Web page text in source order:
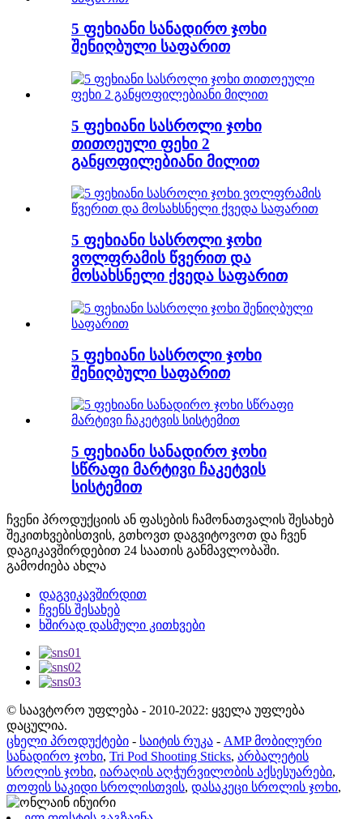
5 ფეხიანი სანადირო ჯოხი
შენიღბული საფარით
5 ფეხიანი სასროლი ჯოხი
თითოეული ფეხი 2
განყოფილებიანი მილით
5 ფეხიანი სასროლი ჯოხი
ვოლფრამის წვერით და
მოსახსნელი ქვედა საფარით
5 ფეხიანი სასროლი ჯოხი
შენიღბული საფარით
5 ფეხიანი სანადირო ჯოხი
სწრაფი მარტივი ჩაკეტვის
სისტემით
ჩვენი პროდუქციის ან ფასების ჩამონათვალის შესახებ
შეკითხვებისთვის, გთხოვთ დაგვიტოვოთ და ჩვენ
დაგიკავშირდებით 24 საათის განმავლობაში.
გამოძიება ახლა
დაგვიკავშირდით
ჩვენს შესახებ
ხშირად დასმული კითხვები
© საავტორო უფლება - 2010-2022: ყველა უფლება
დაცულია.
ცხელი პროდუქტები - საიტის რუკა - AMP მობილური
სანადირო ჯოხი, Tri Pod Shooting Sticks, არბალეტის
სროლის ჯოხი, იარაღის აღჭურვილობის აქსესუარები,
თოფის საკიდი სროლისთვის, დასაკეცი სროლის ჯოხი,